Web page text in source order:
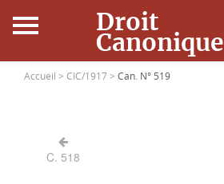
Droit
Canonique
Accueil
Ressources
Accueil > CIC/1917 > Can. N° 519
C. 518